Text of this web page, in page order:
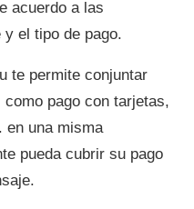
acuerdo a las
el tipo de pago.
te permite conjuntar
pago con tarjetas,
en una misma
pueda cubrir su pago